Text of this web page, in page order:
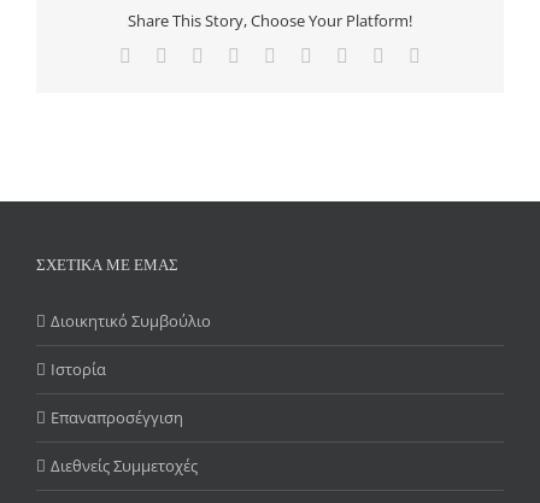
Share This Story, Choose Your Platform!
Facebook Reddit LinkedInWhatsApp
TumblrPinterest
ΣΧΕΤΙΚΑ ΜΕ ΕΜΑΣ
Διοικητικό Συμβούλιο
Ιστορία
Επαναπροσέγγιση
Διεθνείς Συμμετοχές